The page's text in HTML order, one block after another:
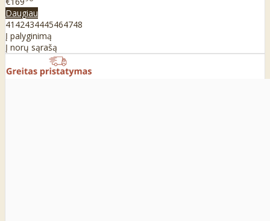
Daugiau
41 42434445464748
Į palyginimą
Į norų sąrašą